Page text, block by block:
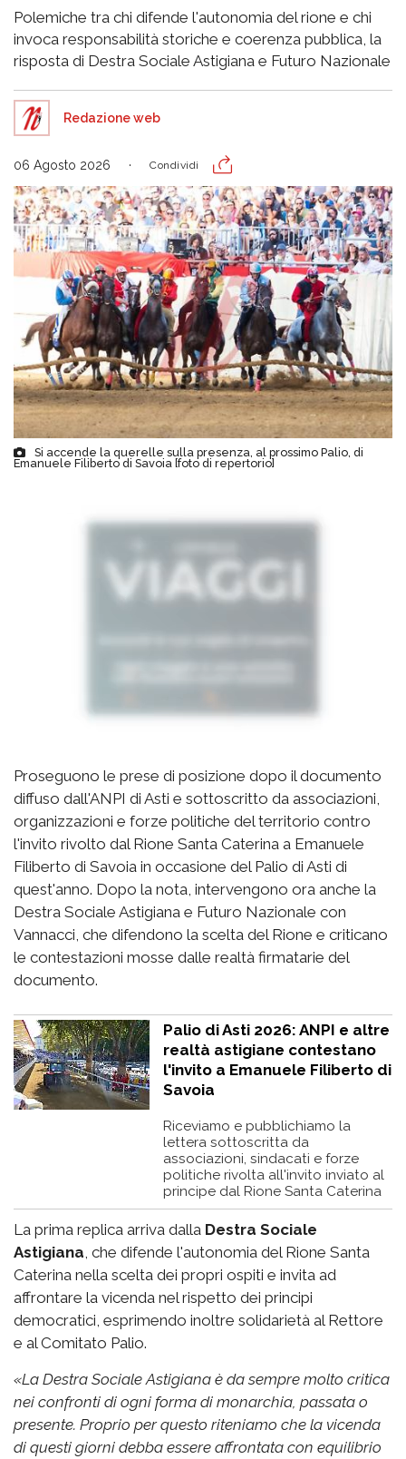
Polemiche tra chi difende l'autonomia del rione e chi
invoca responsabilità storiche e coerenza pubblica, la
risposta di Destra Sociale Astigiana e Futuro Nazionale
Redazione web
06 Agosto 2026 Condividi
Si accende la querelle sulla presenza, al prossimo Palio, di
Emanuele Filiberto di Savoia [foto di repertorio]
Proseguono le prese di posizione dopo il documento
diffuso dall'ANPI di Asti e sottoscritto da associazioni,
organizzazioni e forze politiche del territorio contro
l'invito rivolto dal Rione Santa Caterina a Emanuele
Filiberto di Savoia in occasione del Palio di Asti di
quest'anno. Dopo la nota, intervengono ora anche la
Destra Sociale Astigiana e Futuro Nazionale con
Vannacci, che difendono la scelta del Rione e criticano
le contestazioni mosse dalle realtà firmatarie del
documento.
Palio di Asti 2026: ANPI e altre
realtà astigiane contestano
l'invito a Emanuele Filiberto di
Savoia
Riceviamo e pubblichiamo la
lettera sottoscritta da
associazioni, sindacati e forze
politiche rivolta all'invito inviato al
principe dal Rione Santa Caterina
La prima replica arriva dalla Destra Sociale
Astigiana, che difende l'autonomia del Rione Santa
Caterina nella scelta dei propri ospiti e invita ad
affrontare la vicenda nel rispetto dei principi
democratici, esprimendo inoltre solidarietà al Rettore
e al Comitato Palio.
«La Destra Sociale Astigiana è da sempre molto critica
nei confronti di ogni forma di monarchia, passata o
presente. Proprio per questo riteniamo che la vicenda
di questi giorni debba essere affrontata con equilibrio